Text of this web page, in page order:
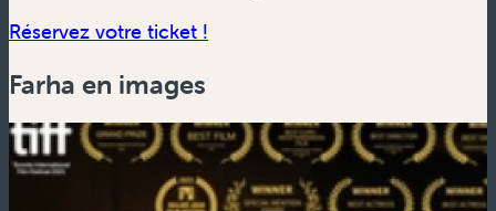
Réservez votre ticket !
Farha en images